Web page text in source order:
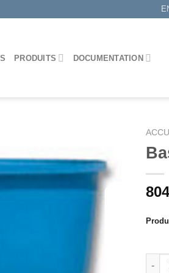
PRODUITS DOCUMENTATION
Ajouter